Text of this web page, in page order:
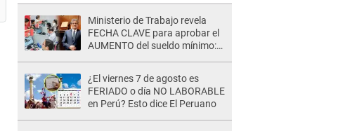
Ministerio de Trabajo revela
FECHA CLAVE para aprobar el
AUMENTO del sueldo mínimo:
¿El viernes 7 de agosto es
FERIADO o día NO LABORABLE
en Perú? Esto dice El Peruano